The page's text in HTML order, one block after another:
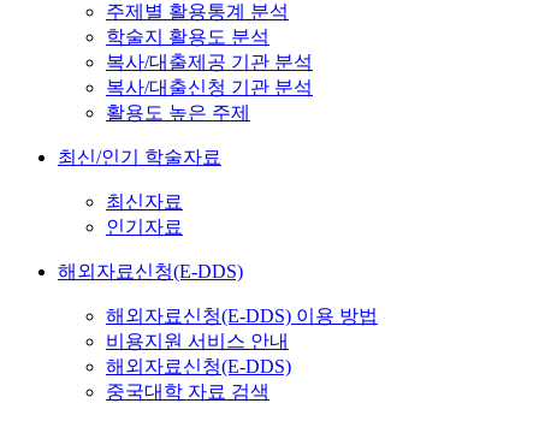
주제별 활용통계 분석
학술지 활용도 분석
복사/대출제공 기관 분석
복사/대출신청 기관 분석
활용도 높은 주제
최신/인기 학술자료
최신자료
인기자료
해외자료신청(E-DDS)
해외자료신청(E-DDS) 이용 방법
비용지원 서비스 안내
해외자료신청(E-DDS)
중국대학 자료 검색